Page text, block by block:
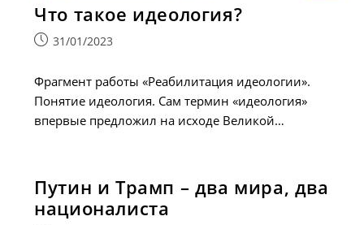
Что такое идеология?
Запись31/01/2023
Фрагмент работы «Реабилитация идеологии».
Понятие идеология. Сам термин «идеология»
впервые предложил на исходе Великой…
Путин и Трамп – два мира, два
националиста